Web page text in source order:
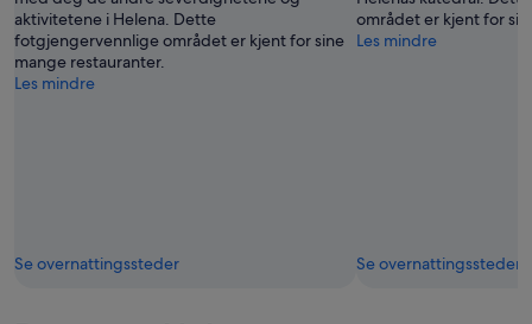
aktivitetene i Helena. Dette
fotgjengervennlige området er kjent for sine
mange restauranter.
Les mindre
Se overnattingssteder
området er kjent for
Les mindre
Se overnattingssteder